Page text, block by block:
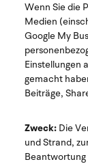
Wenn Sie die
Medien
Google My
Einstellungen
gemacht
Beiträge,
Zweck: Die
und Strand,
Beantwortung